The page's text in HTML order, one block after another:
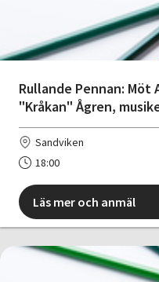
Rullande Pennan: Möt
"Kråkan" Ågren,
Sandviken
18:00
Läs mer och anmäl